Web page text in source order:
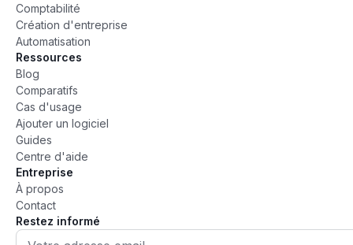
Comptabilité
Création d'entreprise
Automatisation
Ressources
Blog
Comparatifs
Cas d'usage
Ajouter un logiciel
Guides
Centre d'aide
Entreprise
À propos
Contact
Restez informé